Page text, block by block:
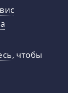
, чтобы